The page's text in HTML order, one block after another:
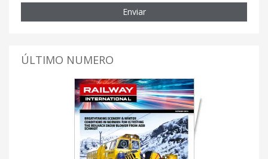
Enviar
ÚLTIMO NUMERO